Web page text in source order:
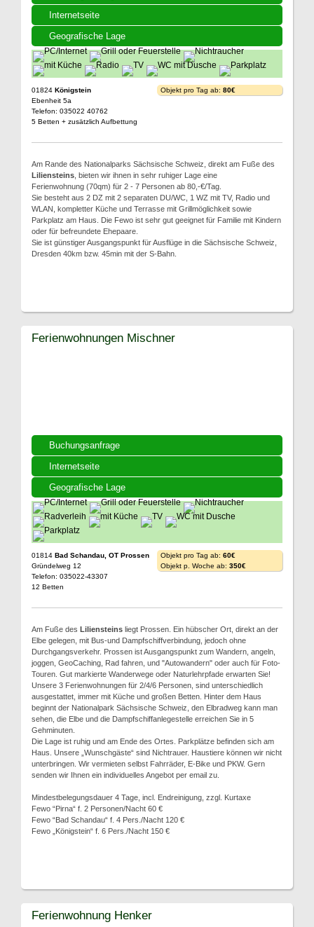
Internetseite
Geografische Lage
01824 Königstein
Ebenheit 5a
Telefon: 035022 40762
5 Betten + zusätzlich Aufbettung
Objekt pro Tag ab: 80€
Am Rande des Nationalparks Sächsische Schweiz, direkt am Fuße des
Liliensteins , bieten wir ihnen in sehr ruhiger Lage eine
Ferienwohnung (70qm) für 2 - 7 Personen ab 80,-€/Tag.
Sie besteht aus 2 DZ mit 2 separaten DU/WC, 1 WZ mit TV, Radio und
WLAN, kompletter Küche und Terrasse mit Grillmöglichkeit sowie
Parkplatz am Haus. Die Fewo ist sehr gut geeignet für Familie mit Kindern
oder für befreundete Ehepaare.
Sie ist günstiger Ausgangspunkt für Ausflüge in die Sächsische Schweiz,
Dresden 40km bzw. 45min mit der S-Bahn.
Buchungsanfrage
Internetseite
Geografische Lage
Ferienwohnungen Mischner
01814 Bad Schandau, OT Prossen
Gründelweg 12
Telefon: 035022-43307
12 Betten
Objekt pro Tag ab: 60€
Objekt p. Woche ab: 350€
Am Fuße des Liliensteins liegt Prossen. Ein hübscher Ort, direkt an der
Elbe gelegen, mit Bus-und Dampfschiffverbindung, jedoch ohne
Durchgangsverkehr. Prossen ist Ausgangspunkt zum Wandern, angeln,
joggen, GeoCaching, Rad fahren, und "Autowandern" oder auch für Foto-
Touren. Gut markierte Wanderwege oder Naturlehrpfade erwarten Sie!
Unsere 3 Ferienwohnungen für 2/4/6 Personen, sind unterschiedlich
ausgestattet, immer mit Küche und großen Betten. Hinter dem Haus
beginnt der Nationalpark Sächsische Schweiz, den Elbradweg kann man
sehen, die Elbe und die Dampfschiffanlegestelle erreichen Sie in 5
Gehminuten.
Die Lage ist ruhig und am Ende des Ortes. Parkplätze befinden sich am
Haus. Unsere „Wunschgäste“ sind Nichtrauer. Haustiere können wir nicht
unterbringen. Wir vermieten selbst Fahrräder, E-Bike und PKW. Gern
senden wir Ihnen ein individuelles Angebot per email zu.
Mindestbelegungsdauer 4 Tage, incl. Endreinigung, zzgl. Kurtaxe
Fewo “Pirna“ f. 2 Personen/Nacht 60 €
Fewo “Bad Schandau“ f. 4 Pers./Nacht 120 €
Fewo „Königstein“ f. 6 Pers./Nacht 150 €
Ferienwohnung Henker